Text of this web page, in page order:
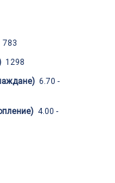
783
1298
6.70 -
4.00 -